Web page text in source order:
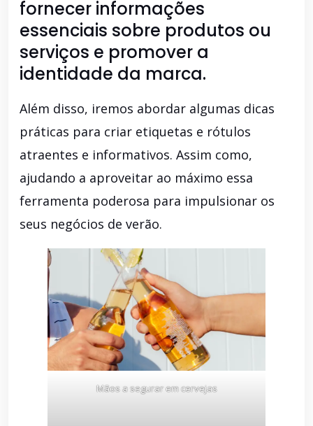
fornecer informações
essenciais sobre produtos ou
serviços e promover a
identidade da marca.
Além disso, iremos abordar algumas dicas
práticas para criar etiquetas e rótulos
atraentes e informativos. Assim como,
ajudando a aproveitar ao máximo essa
ferramenta poderosa para impulsionar os
seus negócios de verão.
Mãos a segurar em cervejas